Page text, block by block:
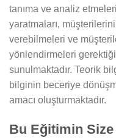
tanıma ve analiz
yaratmaları,
verebilmeleri ve
yönlendirmeleri
sunulmaktadır. Teorik
bilginin beceriye
amacı oluşturmaktadır.
Bu Eğitimin